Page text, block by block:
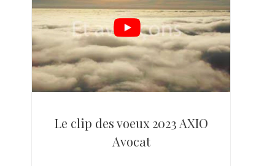
Le clip des voeux 2023 AXIO
Avocat